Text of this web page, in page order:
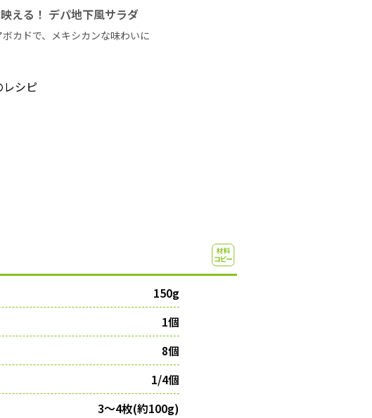
える！ デパ地下風サラダ
カドで、メキシカンな味わいに
レシピ
150g
1個
8個
1/4個
3～4枚(約100g)